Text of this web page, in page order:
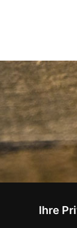
Ihre